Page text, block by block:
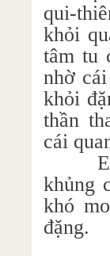
qui-
khỏi
tâm tu
nhờ
khỏi
thần
cái
khủng
khó
đặng.